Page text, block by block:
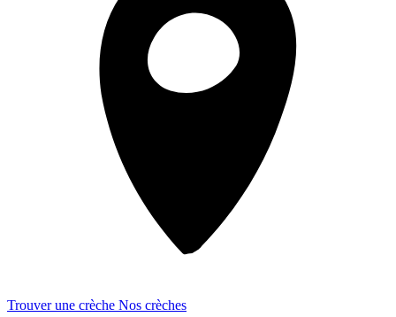
Trouver une crèche Nos crèches